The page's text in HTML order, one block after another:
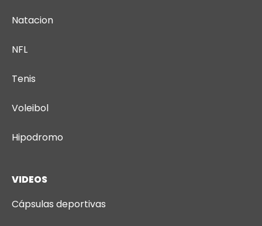
Natacion
NFL
Tenis
Voleibol
Hipodromo
VIDEOS
Cápsulas deportivas